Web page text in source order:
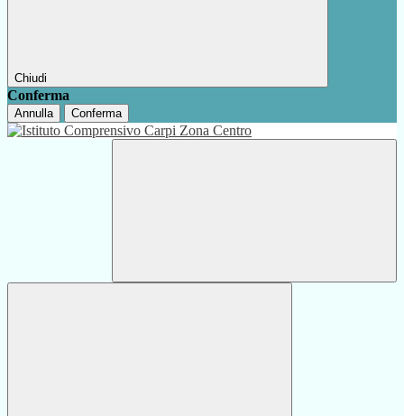
Chiudi
Conferma
Annulla Conferma